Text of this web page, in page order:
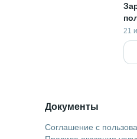
21
Документы
Соглашение с